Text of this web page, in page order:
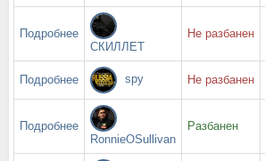
Подробнее
СКИЛЛЕT
Не разбанен
Подробнее spy Не разбанен
Подробнее
RonnieOSullivan
Разбанен